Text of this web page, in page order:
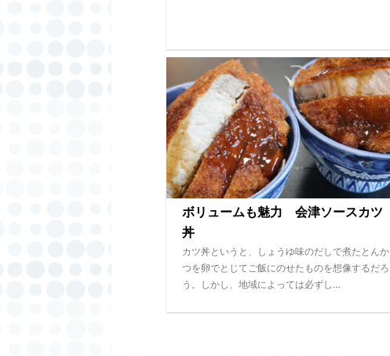
ボリュームも魅力 会津ソースカツ
丼
カツ丼というと、しょうゆ味のだしで煮たとんか
つを卵でとじてご飯にのせたものを想像するだろ
う。しかし、地域によっては必ずし…